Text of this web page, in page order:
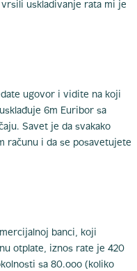
vrsili uskladivanje rata mi je
ugovor i vidite na koji
6m Euribor sa
Savet je da svakako
računu i da se posavetujete
banci, koji
otplate, iznos rate je 420
sa 80.ooo (koliko